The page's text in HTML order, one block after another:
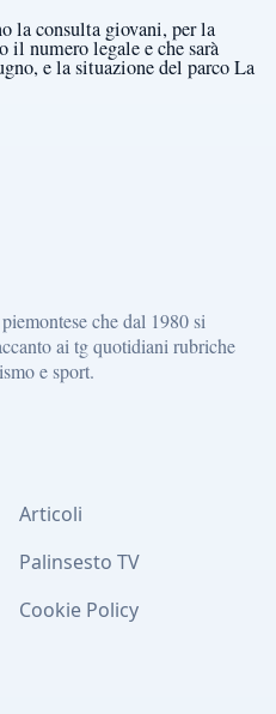
la consulta giovani, per la
il numero legale e che sarà
e la situazione del parco La
che dal 1980 si
ai tg quotidiani rubriche
e sport.
Articoli
Palinsesto TV
Cookie Policy